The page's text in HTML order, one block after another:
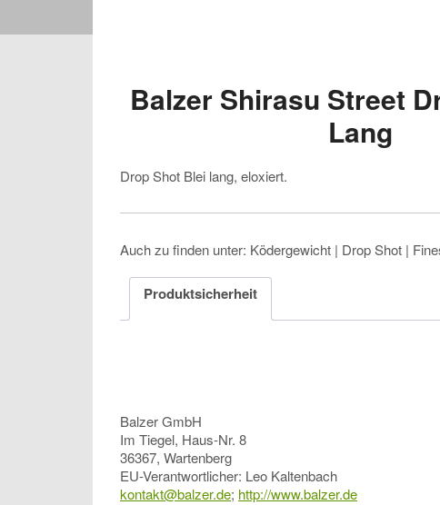
Balzer Shirasu Street
Lang
Drop Shot Blei lang, eloxiert.
Auch zu finden unter: Ködergewicht | Drop Shot |
Produktsicherheit
Balzer GmbH
Im Tiegel, Haus-Nr. 8
36367, Wartenberg
EU-Verantwortlicher: Leo Kaltenbach
kontakt@balzer.de; http://www.balzer.de